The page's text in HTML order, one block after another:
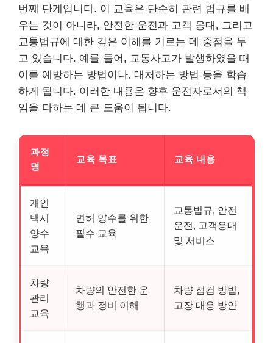
번째 단계입니다. 이 교육은 단순히 관련 법규를 배
우는 것이 아니라, 안전한 운전과 고객 응대, 그리고
교통법규에 대한 깊은 이해를 기르는 데 중점을 두
고 있습니다. 예를 들어, 교통사고가 발생하였을 때
이를 예방하는 방법이나, 대처하는 방법 등을 학습
하게 됩니다. 이러한 내용은 향후 운전자로서의 책
임을 다하는 데 큰 도움이 됩니다.
과정
명
교육 목표 교육 내용
개인
택시
양수
교육
면허 양수를 위한
필수 교육
교통법규, 안전
운전, 고객응대
및 서비스
차량
관리
교육
차량의 안전한 운
행과 정비 이해
차량 점검 방법,
고장 대응 방안